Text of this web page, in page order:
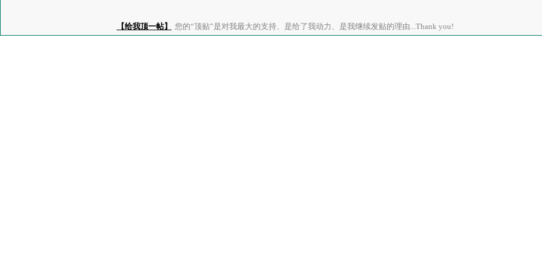
【给我顶一帖】 您的“顶贴”是对我最大的支持、是给了我动力、是我继续发贴的理由...Thank you!